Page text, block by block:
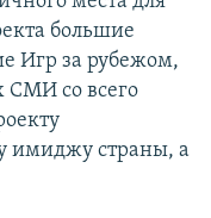
большие
Игр за рубежом,
СМИ со всего
имиджу страны, а